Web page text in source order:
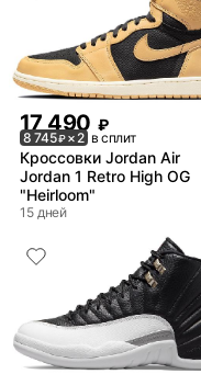
17 490 ₽
8 745₽× 2 в сплит
Кроссовки Jordan Air
Jordan 1 Retro High OG
"Heirloom"
15 дней